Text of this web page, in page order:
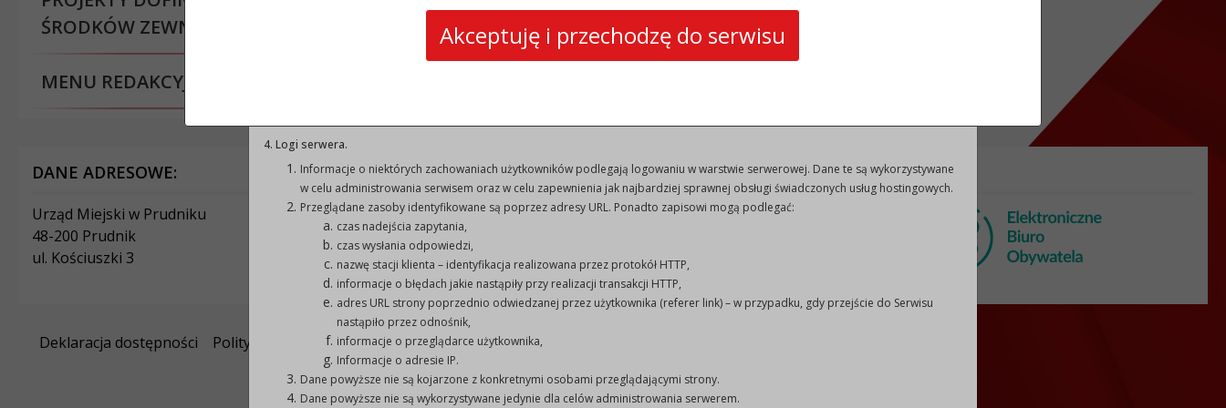
ŚRODKÓW ZEWNĘTRZNYCH
MENU REDAKCYJNE
DANE ADRESOWE:
Urząd Miejski w Prudniku
48-200 Prudnik
ul. Kościuszki 3
KONTAKT:
tel.:77 40 66 200-202
faks: 77 40 66 228
e-mail:um@prudnik.pl
strona www:prudnik.pl
INFORMACJE DODATKOWE:
NIP: 755 19 11 362
Numer konta: 57 8905 0000 2001 0000
0215 0104
EBO:
Deklaracja dostępności Polityka prywatności
Akceptuję i przechodzę do serwisu
Polityka ochrony prywatności Google Analytics
Pliki cookie mogą być wykorzystane przez sieci reklamowe, w szczególności sieć Google, do wyświetlenia reklam dopasowanych
do sposobu, w jaki użytkownik korzysta z Serwisu. W tym celu mogą zachować informację o ścieżce nawigacji użytkownika lub
4. Logi serwera.
Informacje o niektórych zachowaniach użytkowników podlegają logowaniu w warstwie serwerowej. Dane te są wykorzystywane
w celu administrowania serwisem oraz w celu zapewnienia jak najbardziej sprawnej obsługi świadczonych usług hostingowych.
Przeglądane zasoby identyfikowane są poprzez adresy URL. Ponadto zapisowi mogą podlegać:
czas nadejścia zapytania,
czas wysłania odpowiedzi,
nazwę stacji klienta – identyfikacja realizowana przez protokół HTTP,
informacje o błędach jakie nastąpiły przy realizacji transakcji HTTP,
adres URL strony poprzednio odwiedzanej przez użytkownika (referer link) – w przypadku, gdy przejście do Serwisu
nastąpiło przez odnośnik,
informacje o przeglądarce użytkownika,
Informacje o adresie IP.
Dane powyższe nie są kojarzone z konkretnymi osobami przeglądającymi strony.
Dane powyższe nie są wykorzystywane jedynie dla celów administrowania serwerem.